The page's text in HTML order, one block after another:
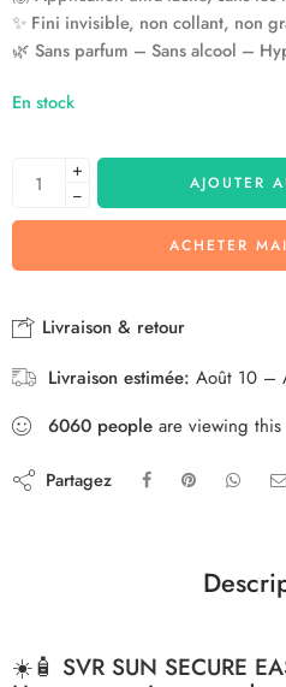
✨ Fini invisible, non collant, non
🌿 Sans parfum – Sans alcool –
En stock
+
−
AJOUTER
ACHETER
Livraison & retour
Livraison estimée: Août 10 –
6060 people are viewing
Partagez
☀️🧴 SVR SUN SECURE